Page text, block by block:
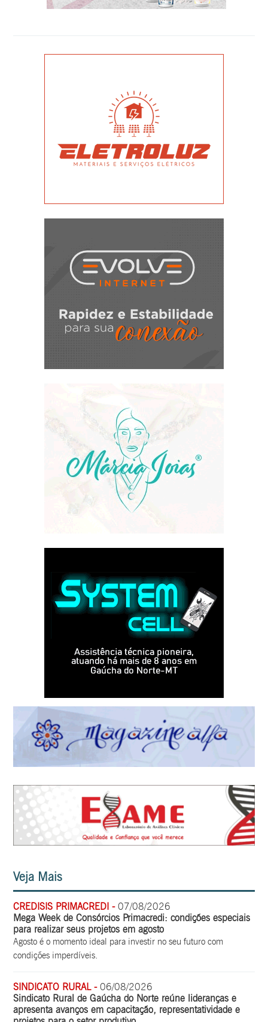
Veja Mais
CREDISIS PRIMACREDI -07/08/2026
Mega Week de Consórcios Primacredi: condições especiais
para realizar seus projetos em agosto
Agosto é o momento ideal para investir no seu futuro com
condições imperdíveis.
SINDICATO RURAL -06/08/2026
Sindicato Rural de Gaúcha do Norte reúne lideranças e
apresenta avanços em capacitação, representatividade e